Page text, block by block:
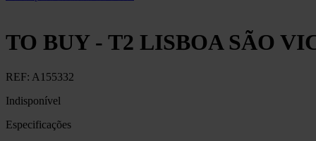
TO BUY - T2 LISBOA SÃO
REF: A155332
Indisponível
Especificações